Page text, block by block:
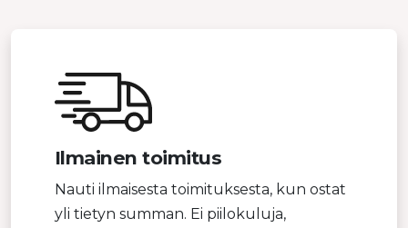
Ilmainen toimitus
Nauti ilmaisesta toimituksesta, kun ostat
yli tietyn summan. Ei piilokuluja,